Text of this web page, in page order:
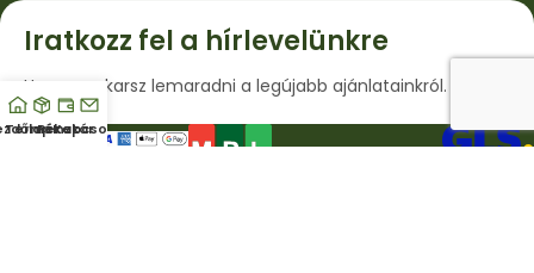
Iratkozz fel a hírlevelünkre
Ha nem akarsz lemaradni a legújabb ajánlatainkról.
Termékek
Pénztár
Kapcsolat